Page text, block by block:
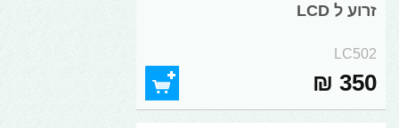
זרוע ל LCD
LC502
350 ₪